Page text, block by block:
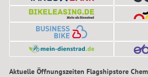
Aktuelle Öffnungszeiten Flagshipstore